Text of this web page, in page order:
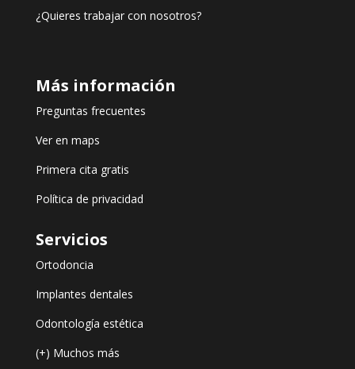
¿Quieres trabajar con nosotros?
Más información
Preguntas frecuentes
Ver en maps
Primera cita gratis
Política de privacidad
Servicios
Ortodoncia
Implantes dentales
Odontología estética
(+) Muchos más